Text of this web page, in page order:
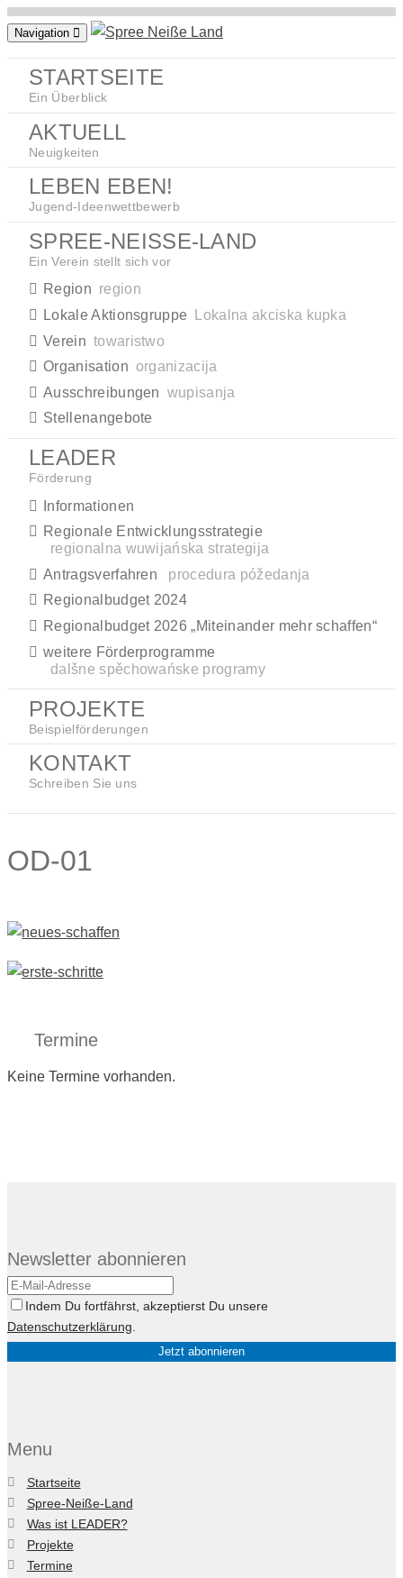
Zum
springen
Navigation
STARTSEITE
Ein Überblick
AKTUELL
Neuigkeiten
LEBEN EBEN!
Jugend-Ideenwettbewerb
SPREE-NEISSE-LAND
Ein Verein stellt sich vor
Region region
Lokale Aktionsgruppe
Lokalna akciska kupka
Verein towaristwo
Organisation organizacija
Ausschreibungen wupisanja
Stellenangebote
LEADER
Förderung
Informationen
Regionale Entwicklungsstrategie
regionalna wuwijańska strategija
Antragsverfahren
procedura póžedanja
Regionalbudget 2024
Regionalbudget 2026 „Miteinander mehr schaffen“
weitere Förderprogramme
dalšne spěchowańske programy
PROJEKTE
Beispielförderungen
KONTAKT
Schreiben Sie uns
OD-01
Termine
Keine Termine vorhanden.
Newsletter abonnieren
Indem Du fortfährst, akzeptierst Du unsere
Datenschutzerklärung
Menu
Startseite
Spree-Neiße-Land
Was ist LEADER?
Projekte
Termine